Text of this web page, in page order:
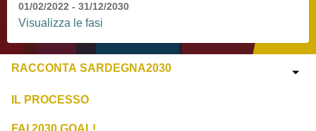
01/02/2022 - 31/12/2030
Visualizza le fasi
RACCONTA SARDEGNA2030
IL PROCESSO